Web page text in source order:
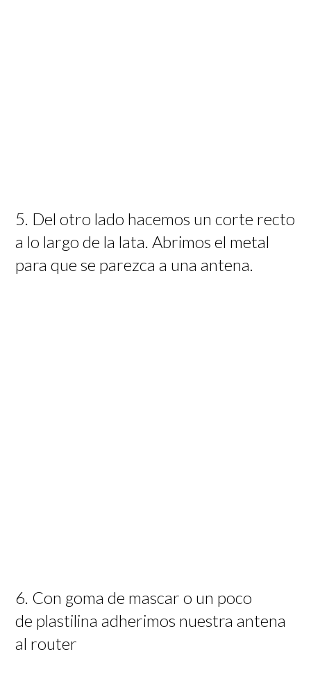
5. Del otro lado hacemos un corte recto
a lo largo de la lata. Abrimos el metal
para que se parezca a una antena.
6. Con goma de mascar o un poco
de plastilina adherimos nuestra antena
al router